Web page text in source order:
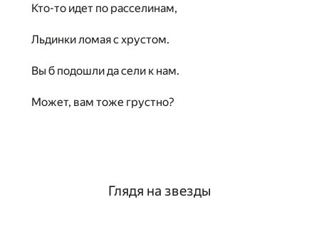
Кто-то идет по расселинам,
Льдинки ломая с хрустом.
Вы б подошли да сели к нам.
Может, вам тоже грустно?
Глядя на звезды